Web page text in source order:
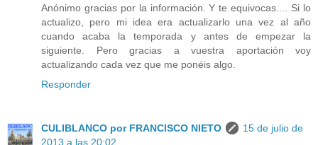
Anónimo gracias por la información. Y te equivocas.... Si lo
actualizo, pero mi idea era actualizarlo una vez al año
cuando acaba la temporada y antes de empezar la
siguiente. Pero gracias a vuestra aportación voy
actualizando cada vez que me ponéis algo.
Responder
CULIBLANCO por FRANCISCO NIETO
15 de julio de
2013 a las 20:02